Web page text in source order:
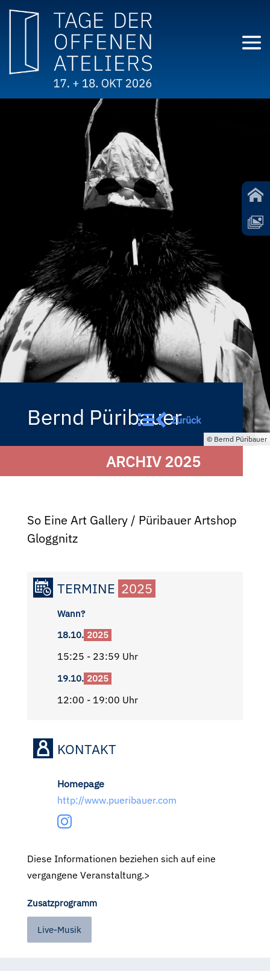
Bernd PüribauerZurück
ARCHIV 2025
Bernd Püribauer
So Eine Art Gallery / Püribauer Artshop
Gloggnitz
TERMINE 2025
Wann?
18.10. 2025
15:25 - 23:59 Uhr
19.10. 2025
12:00 - 19:00 Uhr
KONTAKT
Homepage
http://www.pueribauer.com
Diese Informationen beziehen sich auf eine
vergangene Veranstaltung.>
Zusatzprogramm
Live-Musik